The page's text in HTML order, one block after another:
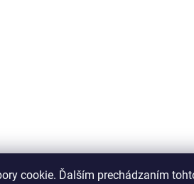
cookie. Ďalším prechádzaním